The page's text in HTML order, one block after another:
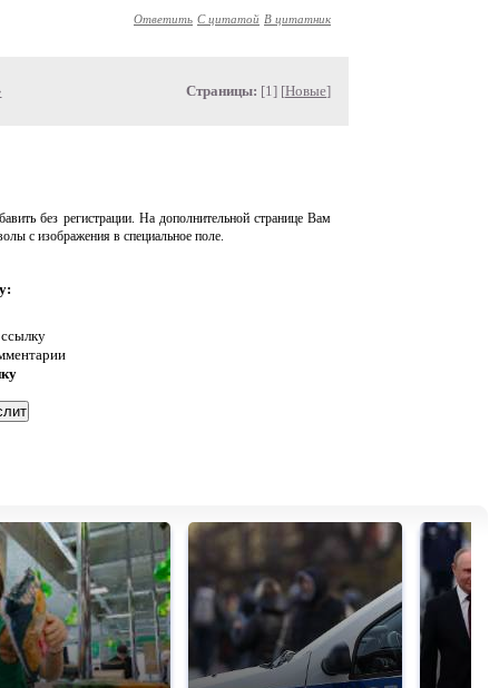
Ответить С цитатой В цитатник
Страницы: [1] [Новые]
без регистрации. На дополнительной странице Вам
с изображения в специальное поле.